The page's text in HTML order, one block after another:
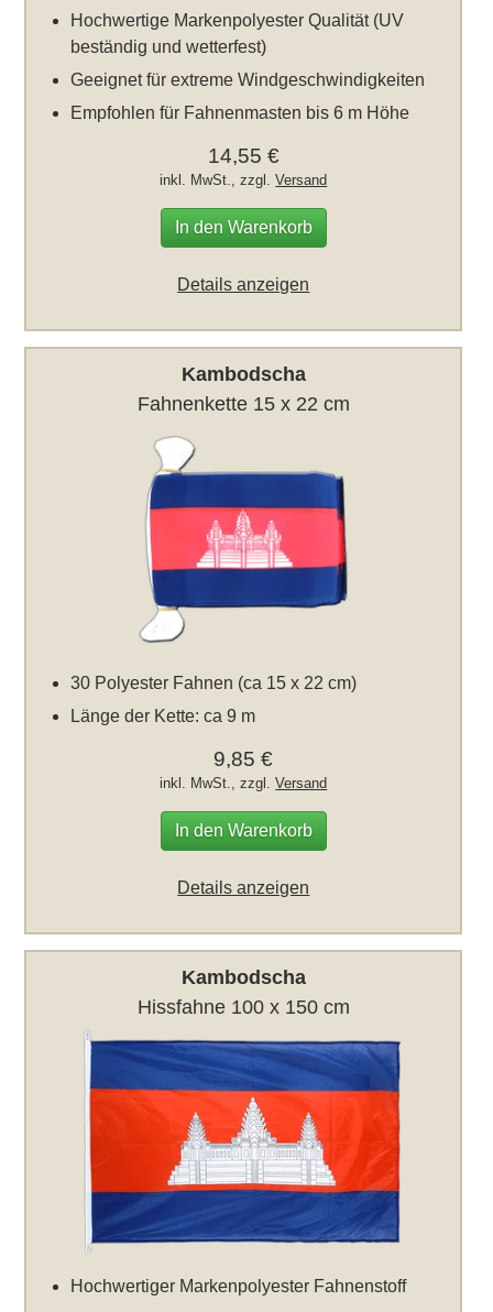
Hochwertige Markenpolyester Qualität (UV
beständig und wetterfest)
Geeignet für extreme Windgeschwindigkeiten
Empfohlen für Fahnenmasten bis 6 m Höhe
14,55 €
inkl. MwSt., zzgl.Versand
In den Warenkorb
Details anzeigen
Kambodscha
Fahnenkette 15 x 22 cm
30 Polyester Fahnen (ca 15 x 22 cm)
Länge der Kette: ca 9 m
9,85 €
inkl. MwSt., zzgl.Versand
In den Warenkorb
Details anzeigen
Kambodscha
Hissfahne 100 x 150 cm
Hochwertiger Markenpolyester Fahnenstoff